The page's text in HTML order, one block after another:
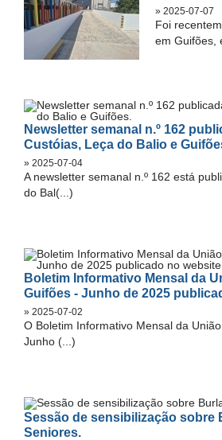
» 2025-07-07
Foi
em Guifões,
Newsletter semanal n.º 162
Custóias, Leça do Balio e
» 2025-07-04
A newsletter semanal n.º 162 está
do Bal(...)
Boletim Informativo Mensal da
Guifões - Junho de 2025
» 2025-07-02
O Boletim Informativo Mensal da
Junho (...)
Sessão de sensibilização sobre
Seniores.